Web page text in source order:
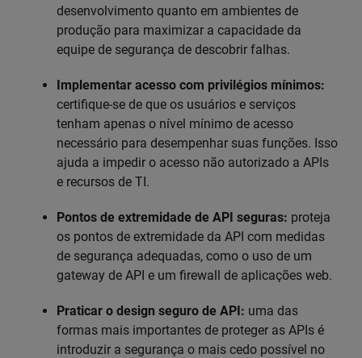
desenvolvimento quanto em ambientes de
produção para maximizar a capacidade da
equipe de segurança de descobrir falhas.
Implementar acesso com privilégios mínimos:
certifique-se de que os usuários e serviços
tenham apenas o nível mínimo de acesso
necessário para desempenhar suas funções. Isso
ajuda a impedir o acesso não autorizado a APIs
e recursos de TI.
Pontos de extremidade de API seguras: proteja
os pontos de extremidade da API com medidas
de segurança adequadas, como o uso de um
gateway de API e um firewall de aplicações web.
Praticar o design seguro de API: uma das
formas mais importantes de proteger as APIs é
introduzir a segurança o mais cedo possível no